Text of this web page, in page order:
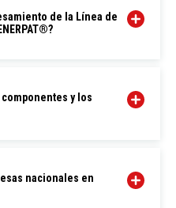
de la Línea de
y los
nacionales en